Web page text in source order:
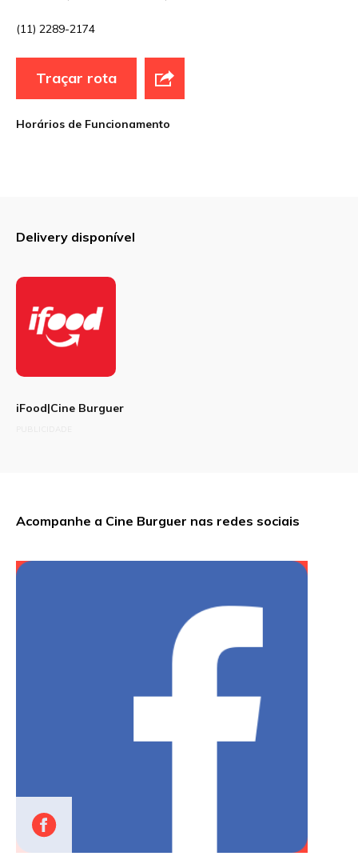
(11) 2289-2174
Traçar rota
Horários de Funcionamento
Delivery disponível
iFood|Cine Burguer
Acompanhe a Cine Burguer nas redes sociais